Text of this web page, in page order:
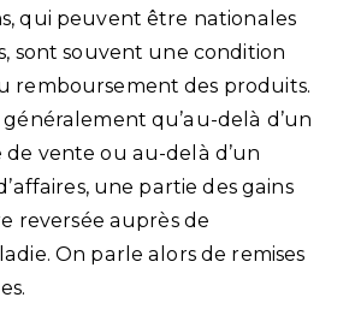
qui peuvent être nationales
sont souvent une condition
remboursement des produits.
qu’au-delà d’un
vente ou au-delà d’un
une partie des gains
reversée auprès de
On parle alors de remises